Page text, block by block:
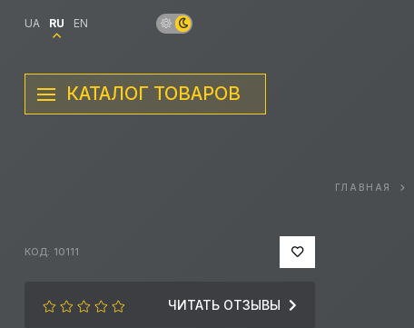
UA RU EN
КАТАЛОГ ТОВАРОВ
ГЛАВНАЯ
КОД: 10111
ЧИТАТЬ ОТЗЫВЫ